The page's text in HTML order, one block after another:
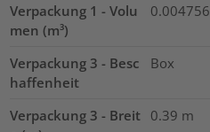
Verpackung 1 - Volu
men (m³)
0.004756
Verpackung 3 - Besc
haffenheit
Box
Verpackung 3 - Breit 0.39 m